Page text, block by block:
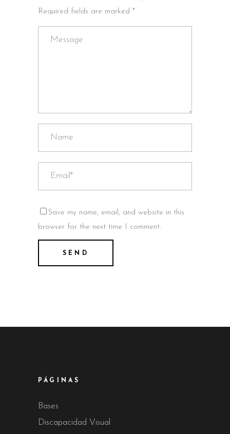
Required fields are marked *
Save my name, email, and website in this
browser for the next time I comment.
PÁGINAS
Bases
Discapacidad Visual